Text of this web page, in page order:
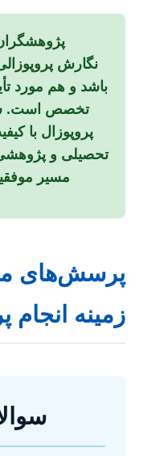
نگارش
باشد و هم مورد
تخصص است.
پروپوزال با
تحصیلی و
مسیر
زمینه انجام